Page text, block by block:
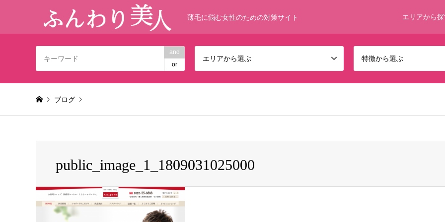
薄毛に悩む女性のための対策サイト エリアから
and
or
エリアから選ぶ 特徴から選ぶ
ブログ
public_image_1_1809031025000
public_image_1_1809031025000